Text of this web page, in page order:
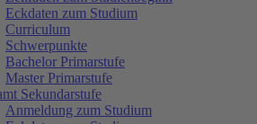
Eckdaten zum Studium
Curriculum
Schwerpunkte
Bachelor Primarstufe
Master Primarstufe
Sekundarstufe
Anmeldung zum Studium